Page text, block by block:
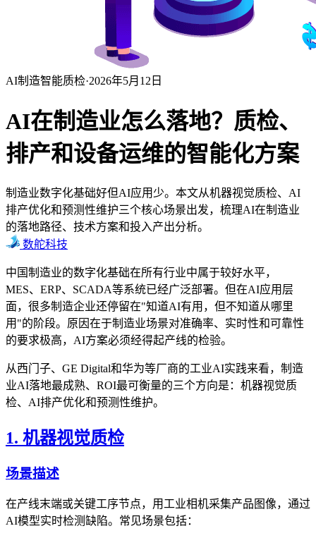
AI制造智能质检·2026年5月12日
AI在制造业怎么落地？质检、
排产和设备运维的智能化方案
制造业数字化基础好但AI应用少。本文从机器视觉质检、AI
排产优化和预测性维护三个核心场景出发，梳理AI在制造业
的落地路径、技术方案和投入产出分析。
数舵科技
中国制造业的数字化基础在所有行业中属于较好水平，
MES、ERP、SCADA等系统已经广泛部署。但在AI应用层
面，很多制造企业还停留在"知道AI有用，但不知道从哪里
用"的阶段。原因在于制造业场景对准确率、实时性和可靠性
的要求极高，AI方案必须经得起产线的检验。
从西门子、GE Digital和华为等厂商的工业AI实践来看，制造
业AI落地最成熟、ROI最可衡量的三个方向是：机器视觉质
检、AI排产优化和预测性维护。
1. 机器视觉质检
场景描述
在产线末端或关键工序节点，用工业相机采集产品图像，通过
AI模型实时检测缺陷。常见场景包括：